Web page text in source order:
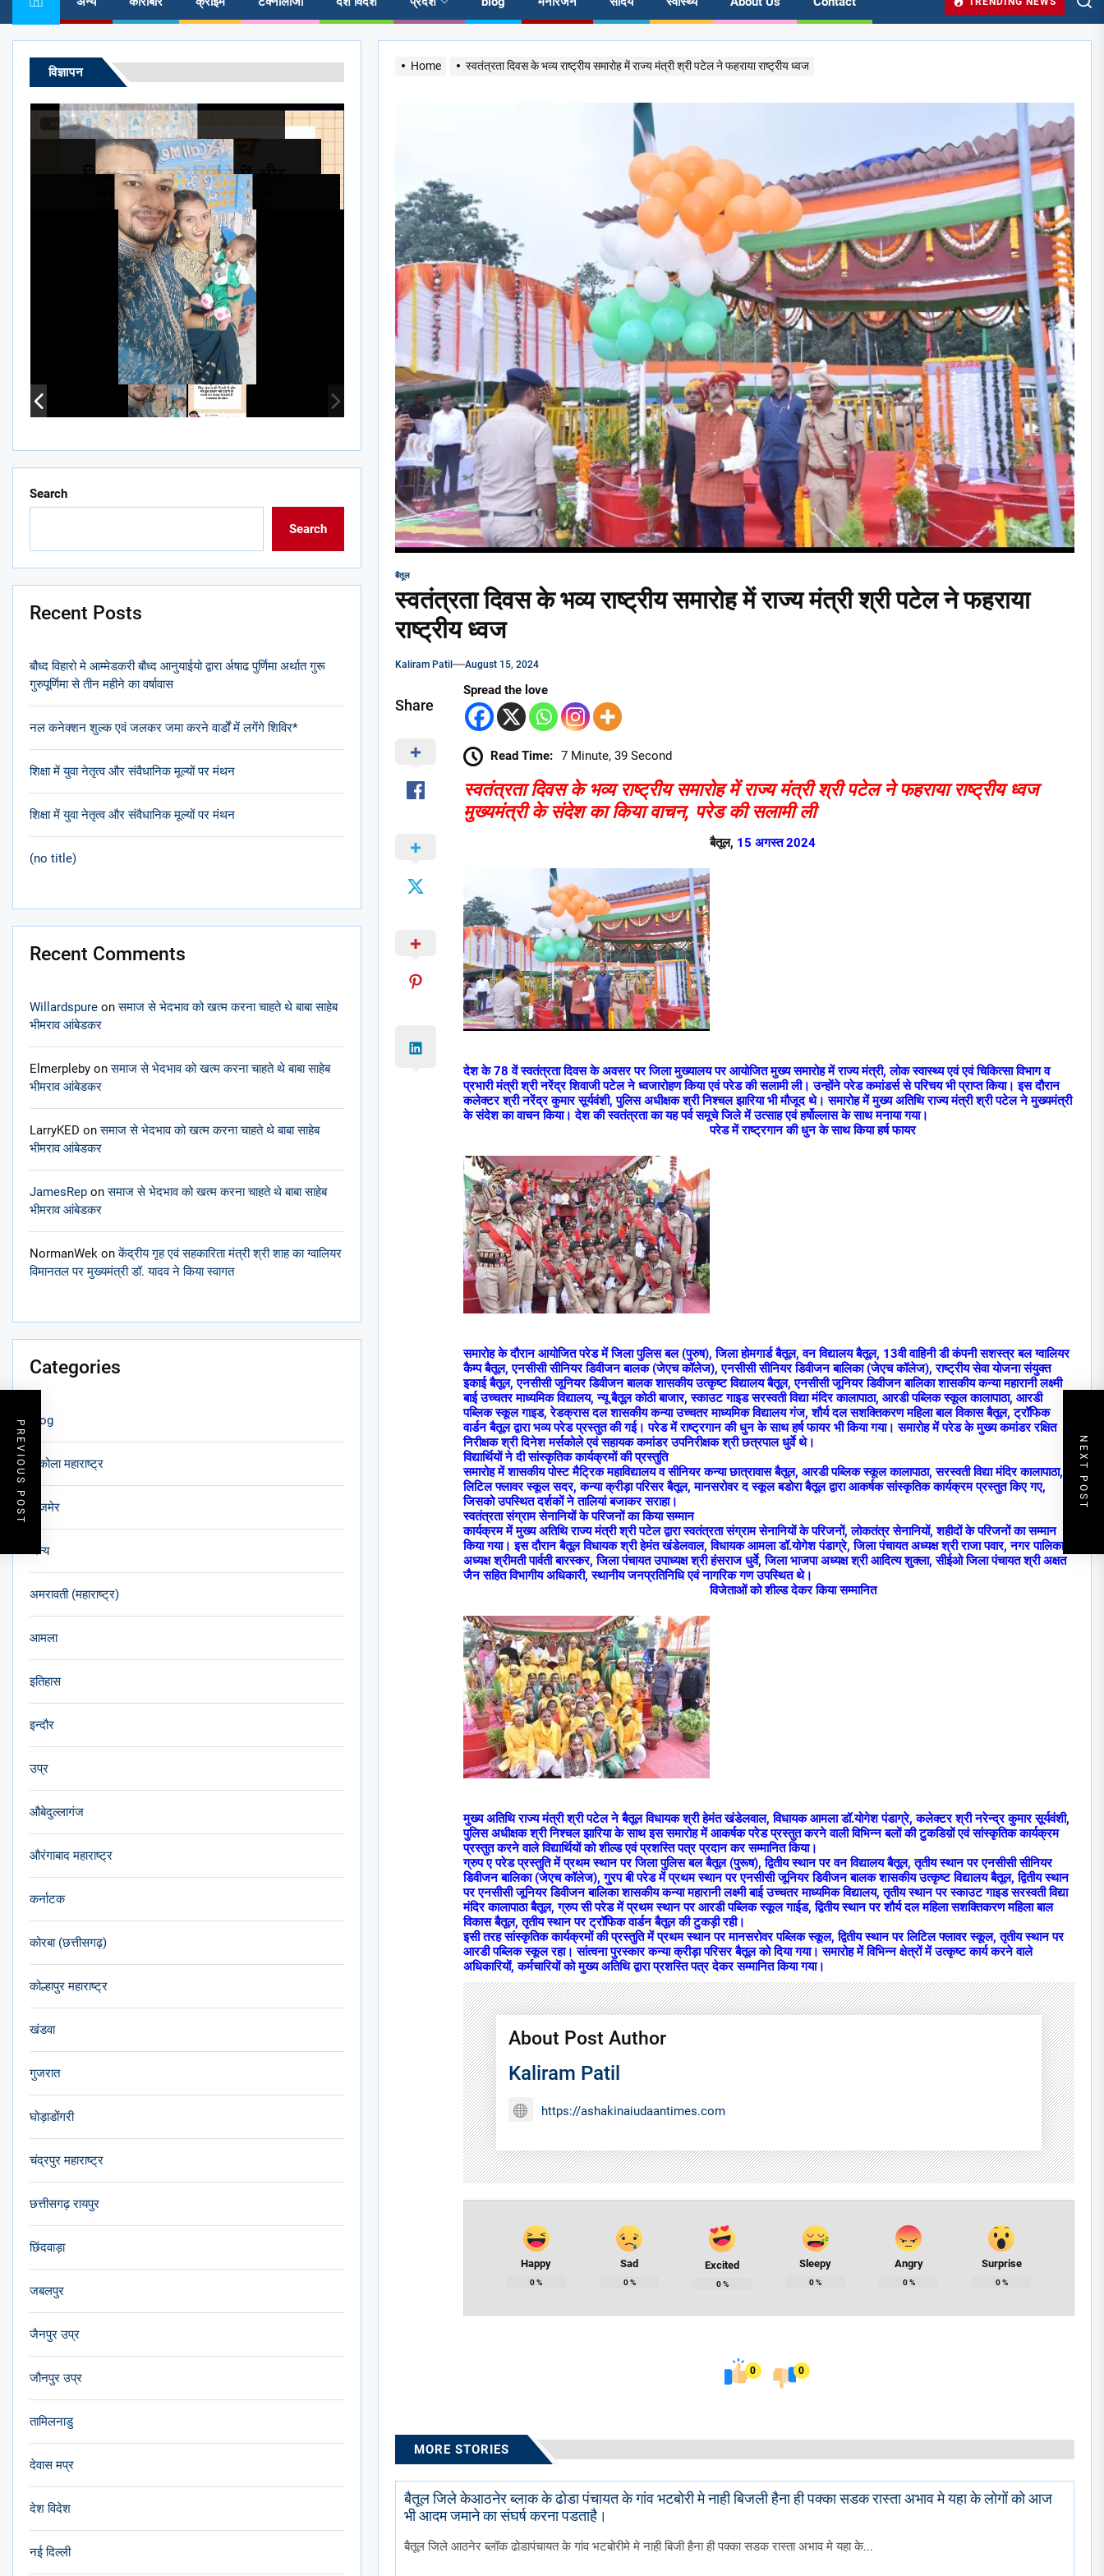
Home स्वतंत्रता दिवस के भव्य राष्ट्रीय समारोह में राज्य मंत्री श्री पटेल ने फहराया राष्ट्रीय ध्वज
बैतूल
स्वतंत्रता दिवस के भव्य राष्ट्रीय समारोह में राज्य मंत्री श्री पटेल ने फहराया
राष्ट्रीय ध्वज
Kaliram Patil August 15, 2024
Share
Spread the love
Read Time: 7 Minute, 39 Second
स्वतंत्रता दिवस के भव्य राष्ट्रीय समारोह में राज्य मंत्री श्री पटेल ने फहराया राष्ट्रीय ध्वज
मुख्यमंत्री के संदेश का किया वाचन, परेड की सलामी ली
बैतूल, 15 अगस्त 2024
देश के 78 वें स्वतंत्रता दिवस के अवसर पर जिला मुख्यालय पर आयोजित मुख्य समारोह में राज्य मंत्री, लोक स्वास्थ्य एवं एवं चिकित्सा विभाग व
प्रभारी मंत्री श्री नरेंद्र शिवाजी पटेल ने ध्वजारोहण किया एवं परेड की सलामी ली। उन्होंने परेड कमांडर्स से परिचय भी प्राप्त किया। इस दौरान
कलेक्टर श्री नरेंद्र कुमार सूर्यवंशी, पुलिस अधीक्षक श्री निश्चल झारिया भी मौजूद थे। समारोह में मुख्य अतिथि राज्य मंत्री श्री पटेल ने मुख्यमंत्री
के संदेश का वाचन किया। देश की स्वतंत्रता का यह पर्व समूचे जिले में उत्साह एवं हर्षोल्लास के साथ मनाया गया।
परेड में राष्ट्रगान की धुन के साथ किया हर्ष फायर
समारोह के दौरान आयोजित परेड में जिला पुलिस बल (पुरुष), जिला होमगार्ड बैतूल, वन विद्यालय बैतूल, 13वी वाहिनी डी कंपनी सशस्त्र बल ग्वालियर
कैम्प बैतूल, एनसीसी सीनियर डिवीजन बालक (जेएच कॉलेज), एनसीसी सीनियर डिवीजन बालिका (जेएच कॉलेज), राष्ट्रीय सेवा योजना संयुक्त
इकाई बैतूल, एनसीसी जूनियर डिवीजन बालक शासकीय उत्कृष्ट विद्यालय बैतूल, एनसीसी जूनियर डिवीजन बालिका शासकीय कन्या महारानी लक्ष्मी
बाई उच्चतर माध्यमिक विद्यालय, न्यू बैतूल कोठी बाजार, स्काउट गाइड सरस्वती विद्या मंदिर कालापाठा, आरडी पब्लिक स्कूल कालापाठा, आरडी
पब्लिक स्कूल गाइड, रेडक्रास दल शासकीय कन्या उच्चतर माध्यमिक विद्यालय गंज, शौर्य दल सशक्तिकरण महिला बाल विकास बैतूल, ट्रॉफिक
वार्डन बैतूल द्वारा भव्य परेड प्रस्तुत की गई। परेड में राष्ट्रगान की धुन के साथ हर्ष फायर भी किया गया। समारोह में परेड के मुख्य कमांडर रक्षित
निरीक्षक श्री दिनेश मर्सकोले एवं सहायक कमांडर उपनिरीक्षक श्री छत्रपाल धुर्वे थे।
विद्यार्थियों ने दी सांस्कृतिक कार्यक्रमों की प्रस्तुति
समारोह में शासकीय पोस्ट मैट्रिक महाविद्यालय व सीनियर कन्या छात्रावास बैतूल, आरडी पब्लिक स्कूल कालापाठा, सरस्वती विद्या मंदिर कालापाठा,
लिटिल फ्लावर स्कूल सदर, कन्या क्रीड़ा परिसर बैतूल, मानसरोवर द स्कूल बडोरा बैतूल द्वारा आकर्षक सांस्कृतिक कार्यक्रम प्रस्तुत किए गए,
जिसको उपस्थित दर्शकों ने तालियां बजाकर सराहा।
स्वतंत्रता संग्राम सेनानियों के परिजनों का किया सम्मान
कार्यक्रम में मुख्य अतिथि राज्य मंत्री श्री पटेल द्वारा स्वतंत्रता संग्राम सेनानियों के परिजनों, लोकतंत्र सेनानियों, शहीदों के परिजनों का सम्मान
किया गया। इस दौरान बैतूल विधायक श्री हेमंत खंडेलवाल, विधायक आमला डॉ.योगेश पंडाग्रे, जिला पंचायत अध्यक्ष श्री राजा पवार, नगर पालिका
अध्यक्ष श्रीमती पार्वती बारस्कर, जिला पंचायत उपाध्यक्ष श्री हंसराज धुर्वे, जिला भाजपा अध्यक्ष श्री आदित्य शुक्ला, सीईओ जिला पंचायत श्री अक्षत
जैन सहित विभागीय अधिकारी, स्थानीय जनप्रतिनिधि एवं नागरिक गण उपस्थित थे।
विजेताओं को शील्ड देकर किया सम्मानित
मुख्य अतिथि राज्य मंत्री श्री पटेल ने बैतूल विधायक श्री हेमंत खंडेलवाल, विधायक आमला डॉ.योगेश पंडाग्रे, कलेक्टर श्री नरेन्द्र कुमार सूर्यवंशी,
पुलिस अधीक्षक श्री निश्चल झारिया के साथ इस समारोह में आकर्षक परेड प्रस्तुत करने वाली विभिन्न बलों की टुकडिय़ों एवं सांस्कृतिक कार्यक्रम
प्रस्तुत करने वाले विद्यार्थियों को शील्ड एवं प्रशस्ति पत्र प्रदान कर सम्मानित किया।
ग्रुप ए परेड प्रस्तुति में प्रथम स्थान पर जिला पुलिस बल बैतूल (पुरूष), द्वितीय स्थान पर वन विद्यालय बैतूल, तृतीय स्थान पर एनसीसी सीनियर
डिवीजन बालिका (जेएच कॉलेज), गु्रप बी परेड में प्रथम स्थान पर एनसीसी जूनियर डिवीजन बालक शासकीय उत्कृष्ट विद्यालय बैतूल, द्वितीय स्थान
पर एनसीसी जूनियर डिवीजन बालिका शासकीय कन्या महारानी लक्ष्मी बाई उच्चतर माध्यमिक विद्यालय, तृतीय स्थान पर स्काउट गाइड सरस्वती विद्या
मंदिर कालापाठा बैतूल, ग्रुप सी परेड में प्रथम स्थान पर आरडी पब्लिक स्कूल गाईड, द्वितीय स्थान पर शौर्य दल महिला सशक्तिकरण महिला बाल
विकास बैतूल, तृतीय स्थान पर ट्रॉफिक वार्डन बैतूल की टुकड़ी रही।
इसी तरह सांस्कृतिक कार्यक्रमों की प्रस्तुति में प्रथम स्थान पर मानसरोवर पब्लिक स्कूल, द्वितीय स्थान पर लिटिल फ्लावर स्कूल, तृतीय स्थान पर
आरडी पब्लिक स्कूल रहा। सांत्वना पुरस्कार कन्या क्रीड़ा परिसर बैतूल को दिया गया। समारोह में विभिन्न क्षेत्रों में उत्कृष्ट कार्य करने वाले
अधिकारियों, कर्मचारियों को मुख्य अतिथि द्वारा प्रशस्ति पत्र देकर सम्मानित किया गया।
About Post Author
Kaliram Patil
https://ashakinaiudaantimes.com
Happy
0%
Sad
0%
Excited
0%
Sleepy
0%
Angry
0%
Surprise
0%
0 0
PREVIOUS POST NEXT POST
MORE STORIES
बैतूल जिले केआठनेर ब्लाक के ढोडा पंचायत के गांव भटबोरी मे नाही बिजली हैना ही पक्का सडक रास्ता अभाव मे यहा के लोगों को आज
भी आदम जमाने का संघर्ष करना पडताहै।
बैतूल जिले आठनेर ब्लॉक ढोडापंचायत के गांव भटबोरीमे मे नाही बिजी हैना ही पक्का सडक रास्ता अभाव मे यहा के...
विज्ञापन
Search
Search
Recent Posts
बौध्द विहारो मे आम्मेडकरी बौध्द आनुयाईयो द्वारा र्अषाढ पुर्णिमा अर्थात गुरू
गुरुपूर्णिमा से तीन महीने का वर्षावास
नल कनेक्शन शुल्क एवं जलकर जमा करने वार्डों में लगेंगे शिविर*
शिक्षा में युवा नेतृत्व और संवैधानिक मूल्यों पर मंथन
शिक्षा में युवा नेतृत्व और संवैधानिक मूल्यों पर मंथन
(no title)
Recent Comments
Willardspure onसमाज से भेदभाव को खत्म करना चाहते थे बाबा साहेब
भीमराव आंबेडकर
Elmerpleby onसमाज से भेदभाव को खत्म करना चाहते थे बाबा साहेब
भीमराव आंबेडकर
LarryKED onसमाज से भेदभाव को खत्म करना चाहते थे बाबा साहेब
भीमराव आंबेडकर
JamesRep onसमाज से भेदभाव को खत्म करना चाहते थे बाबा साहेब
भीमराव आंबेडकर
NormanWek onकेंद्रीय गृह एवं सहकारिता मंत्री श्री शाह का ग्वालियर
विमानतल पर मुख्यमंत्री डॉ. यादव ने किया स्वागत
Categories
blog
अकोला महाराष्ट्र
अजमेर
अन्य
अमरावती (महाराष्ट्र)
आमला
इतिहास
इन्दौर
उप्र
औबेदुल्लागंज
औरंगाबाद महाराष्ट्र
कर्नाटक
कोरबा (छत्तीसगढ़)
कोल्हापुर महाराष्ट्र
खंडवा
गुजरात
घोड़ाडोंगरी
चंद्रपुर महाराष्ट्र
छत्तीसगढ़ रायपुर
छिंदवाड़ा
जबलपुर
जैनपुर उप्र
जौनपुर उप्र
तामिलनाडु
देवास मप्र
देश विदेश
नई दिल्ली